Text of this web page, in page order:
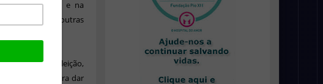
no pagamento e na
sondado por outras
Como tem a eleição,
for eleito para dar